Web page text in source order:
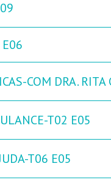
E06
COM DRA. RITA
T02 E05
T06 E05